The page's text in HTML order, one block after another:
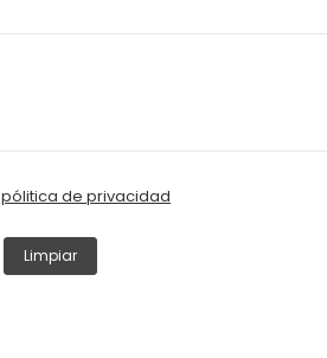
pólitica de privacidad
Limpiar